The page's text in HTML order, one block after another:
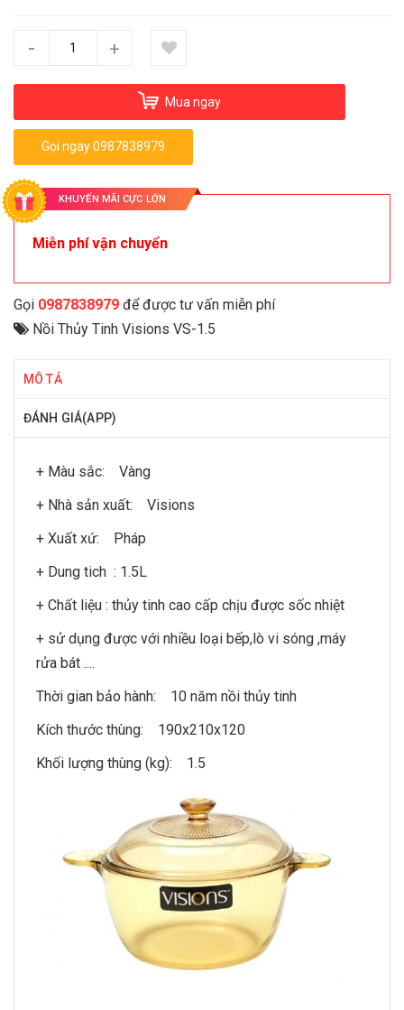
- +
Mua ngay
Gọi ngay 0987838979
KHUYẾN MÃI CỰC LỚN
Miễn phí vận chuyển
Gọi 0987838979 để được tư vấn miễn phí
Nồi Thủy Tinh Visions VS-1.5
MÔ TẢ
ĐÁNH GIÁ(APP)
+ Màu sắc: Vàng
+ Nhà sản xuất: Visions
+ Xuất xứ: Pháp
+ Dung tich : 1.5L
+ Chất liệu : thủy tinh cao cấp chịu được sốc nhiệt
+ sử dụng được với nhiều loại bếp,lò vi sóng ,máy
rửa bát ....
Thời gian bảo hành: 10 năm nồi thủy tinh
Kích thước thùng: 190x210x120
Khối lượng thùng (kg): 1.5